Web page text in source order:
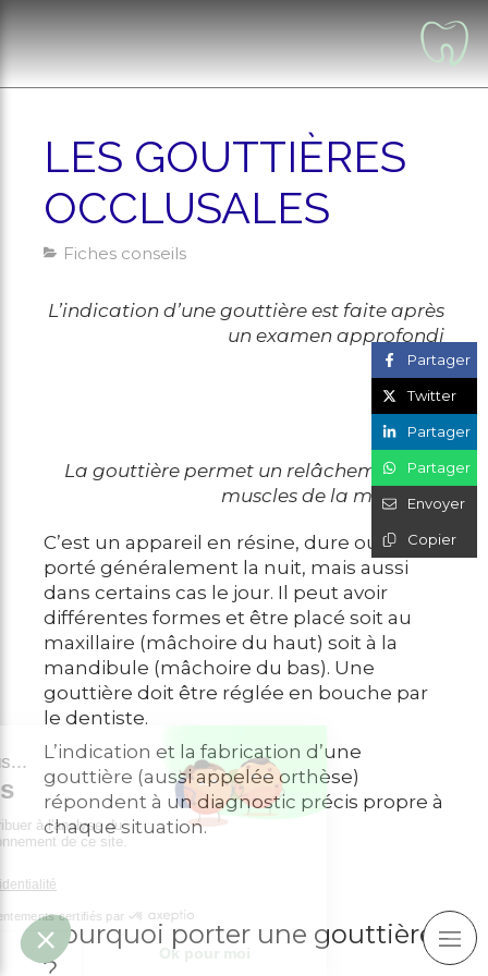
LES GOUTTIÈRES
OCCLUSALES
Fiches conseils
L’indication d’une gouttière est faite après
un examen approfondi
La gouttière permet un relâchement des
muscles de la mâchoire
C’est un appareil en résine, dure ou molle,
porté généralement la nuit, mais aussi
dans certains cas le jour. Il peut avoir
différentes formes et être placé soit au
maxillaire (mâchoire du haut) soit à la
mandibule (mâchoire du bas). Une
gouttière doit être réglée en bouche par
le dentiste.
L’indication et la fabrication d’une
gouttière (aussi appelée orthèse)
répondent à un diagnostic précis propre à
chaque situation.
Pourquoi porter une gouttière
Partager
Twitter
Partager
Partager
Envoyer
Copier